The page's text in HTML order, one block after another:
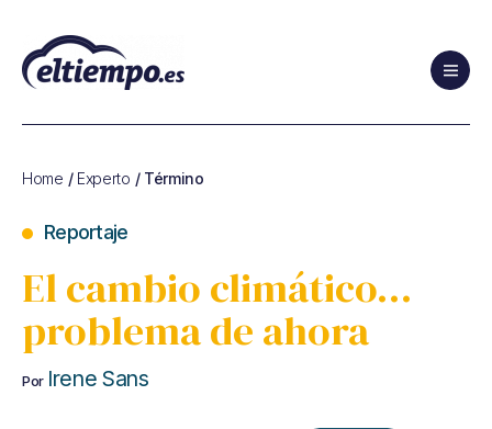
de
Climático
de
Home / Experto / Término
Reportaje
El cambio climático…
problema de ahora
Por Irene Sans